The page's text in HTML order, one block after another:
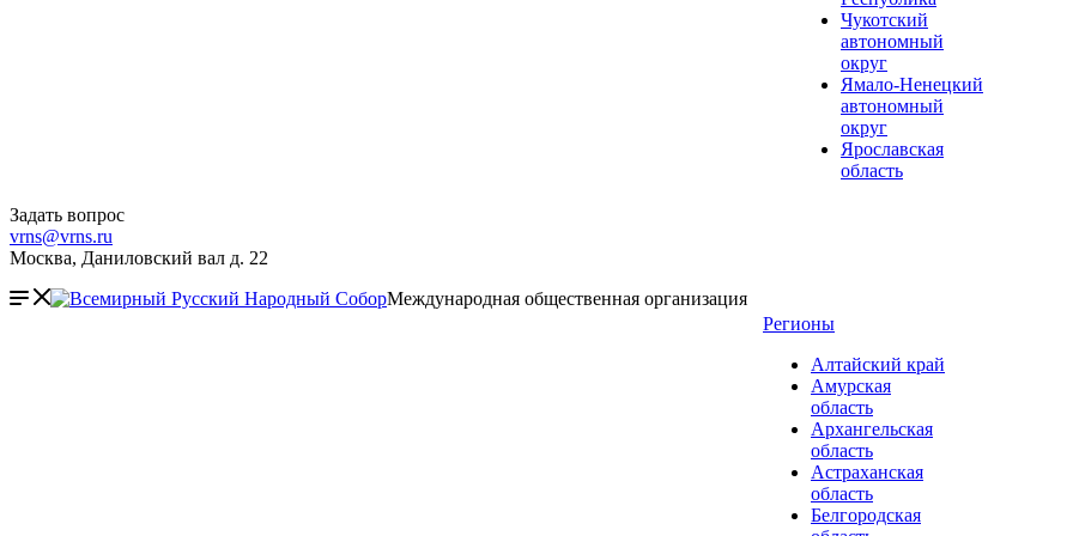
Чукотский
автономный
округ
Ямало-Ненецкий
автономный
округ
Ярославская
область
Задать вопрос
vrns@vrns.ru
Москва, Даниловский вал д. 22
Международная общественная организация
Регионы
Алтайский край
Амурская
область
Архангельская
область
Астраханская
область
Белгородская